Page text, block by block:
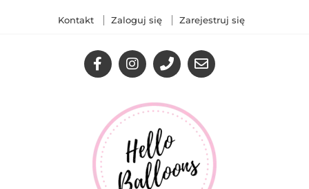
Kontakt Zaloguj się Zarejestruj się